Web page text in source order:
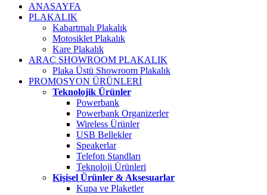
ANASAYFA
PLAKALIK
Kabartmalı Plakalık
Motosiklet Plakalık
Kare Plakalık
ARAÇ SHOWROOM PLAKALIK
Plaka Üstü Showroom Plakalık
PROMOSYON ÜRÜNLERİ
Teknolojik Ürünler
Powerbank
Powerbank Organizerler
Wireless Ürünler
USB Bellekler
Speakerlar
Telefon Standları
Teknoloji Ürünleri
Kişisel Ürünler & Aksesuarlar
Kupa ve Plaketler